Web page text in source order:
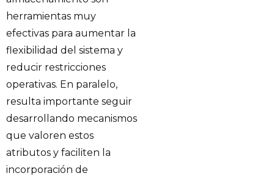
herramientas muy
efectivas para aumentar la
flexibilidad del sistema y
reducir restricciones
operativas. En paralelo,
resulta importante seguir
desarrollando mecanismos
que valoren estos
atributos y faciliten la
incorporación de